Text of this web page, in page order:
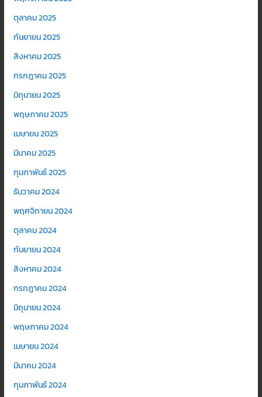
ตุลาคม 2025
กันยายน 2025
สิงหาคม 2025
กรกฎาคม 2025
มิถุนายน 2025
พฤษภาคม 2025
เมษายน 2025
มีนาคม 2025
กุมภาพันธ์ 2025
ธันวาคม 2024
พฤศจิกายน 2024
ตุลาคม 2024
กันยายน 2024
สิงหาคม 2024
กรกฎาคม 2024
มิถุนายน 2024
พฤษภาคม 2024
เมษายน 2024
มีนาคม 2024
กุมภาพันธ์ 2024